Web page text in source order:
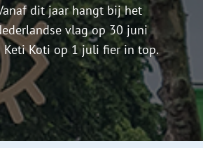
dit jaar hangt bij het
vlag op 30 juni
Koti op 1 juli fier in top.